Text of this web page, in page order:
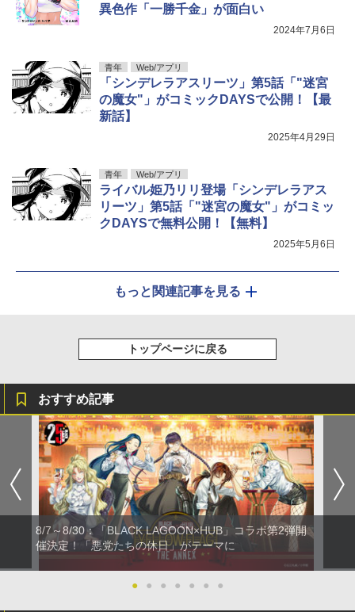
異色作「一勝千金」が面白い
2024年7月6日
青年 Web/アプリ
「シンデレラアスリーツ」第5話「"迷宮
の魔女"」がコミックDAYSで公開！【最
新話】
2025年4月29日
青年 Web/アプリ
ライバル姫乃リリ登場「シンデレラアス
リーツ」第5話「"迷宮の魔女"」がコミッ
クDAYSで無料公開！【無料】
2025年5月6日
もっと関連記事を見る
トップページに戻る
おすすめ記事
8/7～8/30：「BLACK LAGOON×HUB」コラボ第2弾開
催決定！「悪党たちの休日」がテーマに
● ● ● ● ● ● ●